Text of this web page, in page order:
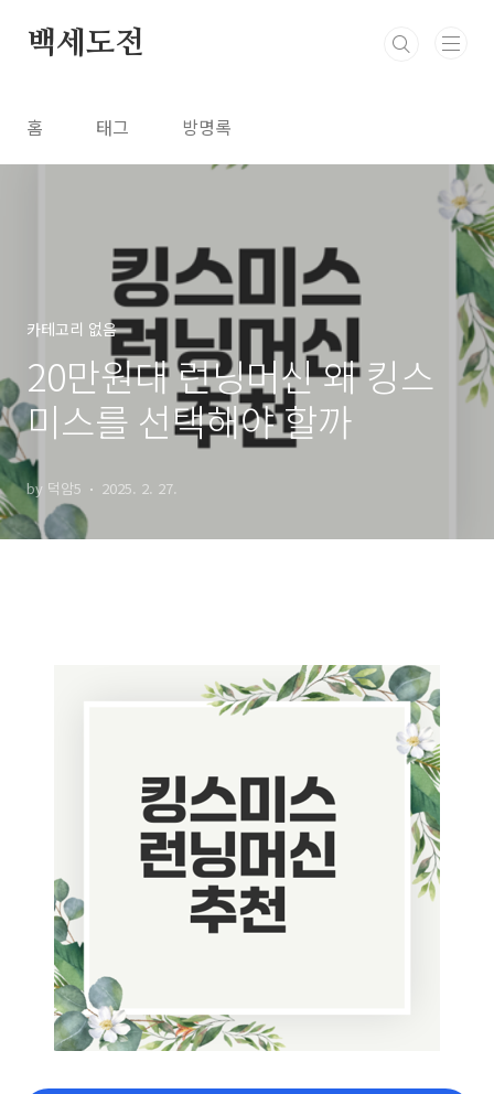
백세도전
홈 태그 방명록
카테고리 없음
20만원대 런닝머신 왜 킹스
미스를 선택해야 할까
by 덕암5 2025. 2. 27.